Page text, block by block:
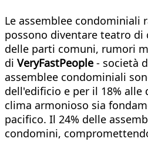
Le assemblee condominiali
possono diventare teatro
delle parti comuni, rumori
di VeryFastPeople - società
assemblee condominiali
dell'edificio e per il 18%
clima armonioso sia
pacifico. Il 24% delle
condomini,